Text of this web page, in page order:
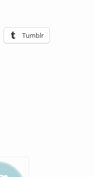
Tumblr